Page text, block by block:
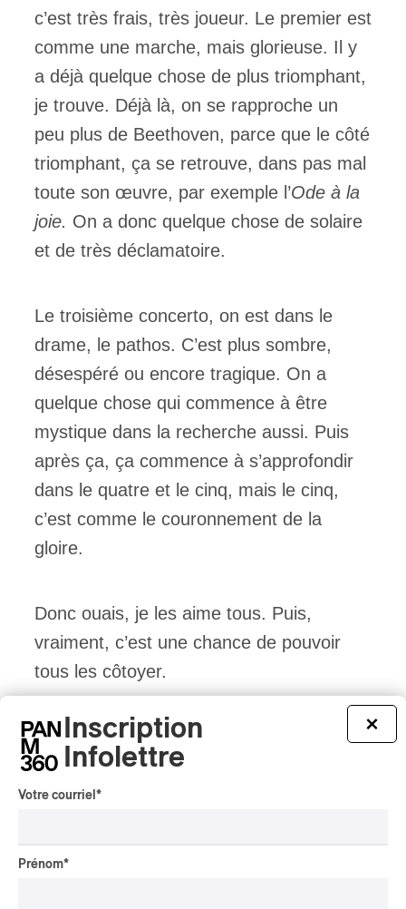
c’est très frais, très joueur. Le premier est
comme une marche, mais glorieuse. Il y
a déjà quelque chose de plus triomphant,
je trouve. Déjà là, on se rapproche un
peu plus de Beethoven, parce que le côté
triomphant, ça se retrouve, dans pas mal
toute son œuvre, par exemple l’Ode à la
joie. On a donc quelque chose de solaire
et de très déclamatoire.
Le troisième concerto, on est dans le
drame, le pathos. C’est plus sombre,
désespéré ou encore tragique. On a
quelque chose qui commence à être
mystique dans la recherche aussi. Puis
après ça, ça commence à s’approfondir
dans le quatre et le cinq, mais le cinq,
c’est comme le couronnement de la
gloire.
Donc ouais, je les aime tous. Puis,
vraiment, c’est une chance de pouvoir
tous les côtoyer.
PAN M 360 : Comment ça s’est
déroulé, cette collaboration avec
Arion?
Élisabeth Pion :
×
Inscription
Infolettre
Votre courriel *
Prénom*